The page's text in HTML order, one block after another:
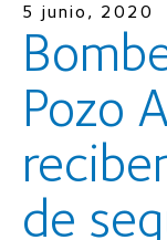
5 junio, 2020
Pozo
de